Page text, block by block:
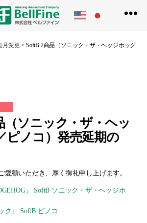
フ
月変更 >SoftB 2商品（ソニック・ザ・ヘッジホッグ／
（ソニック・ザ・ヘッ
ピノコ）発売延期の
愛顧いただき、厚く御礼申し上げます。
』 SoftB ソニック・ザ・ヘッジホ
ク』 SoftB ピノコ